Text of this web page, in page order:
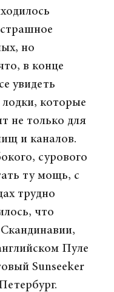
но
в конце
увидеть
которые
не только для
и каналов.
сурового
ту мощь, с
трудно
что
Пуле
Sunseeker